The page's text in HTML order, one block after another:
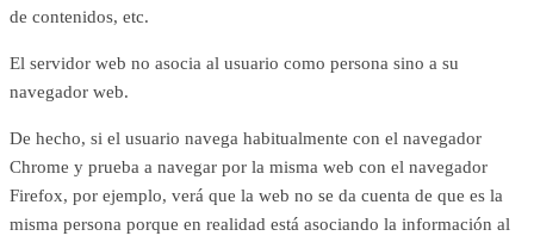
de contenidos, etc.
El servidor web no asocia al usuario como persona sino a su
navegador web.
De hecho, si el usuario navega habitualmente con el navegador
Chrome y prueba a navegar por la misma web con el navegador
Firefox, por ejemplo, verá que la web no se da cuenta de que es la
misma persona porque en realidad está asociando la información al